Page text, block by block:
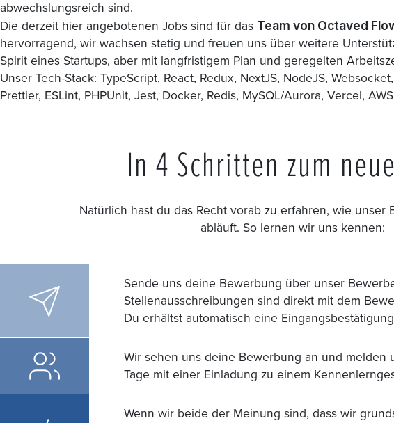
abwechslungsreich sind.
Die derzeit hier angebotenen Jobs sind für das Team von Octaved
hervorragend, wir wachsen stetig und freuen uns über weitere
Spirit eines Startups, aber mit langfristigem Plan und geregelten
Unser Tech-Stack: TypeScript, React, Redux, NextJS, NodeJS,
Prettier, ESLint, PHPUnit, Jest, Docker, Redis, MySQL/Aurora, Vercel,
In 4 Schritten zum
Natürlich hast du das Recht vorab zu erfahren, wie unser
abläuft. So lernen wir uns kennen:
Sende uns deine Bewerbung über unser
Stellenausschreibungen sind direkt mit dem
Du erhältst automatisch eine
Wir sehen uns deine Bewerbung an und melden
Tage mit einer Einladung zu einem
Wenn wir beide der Meinung sind, dass wir